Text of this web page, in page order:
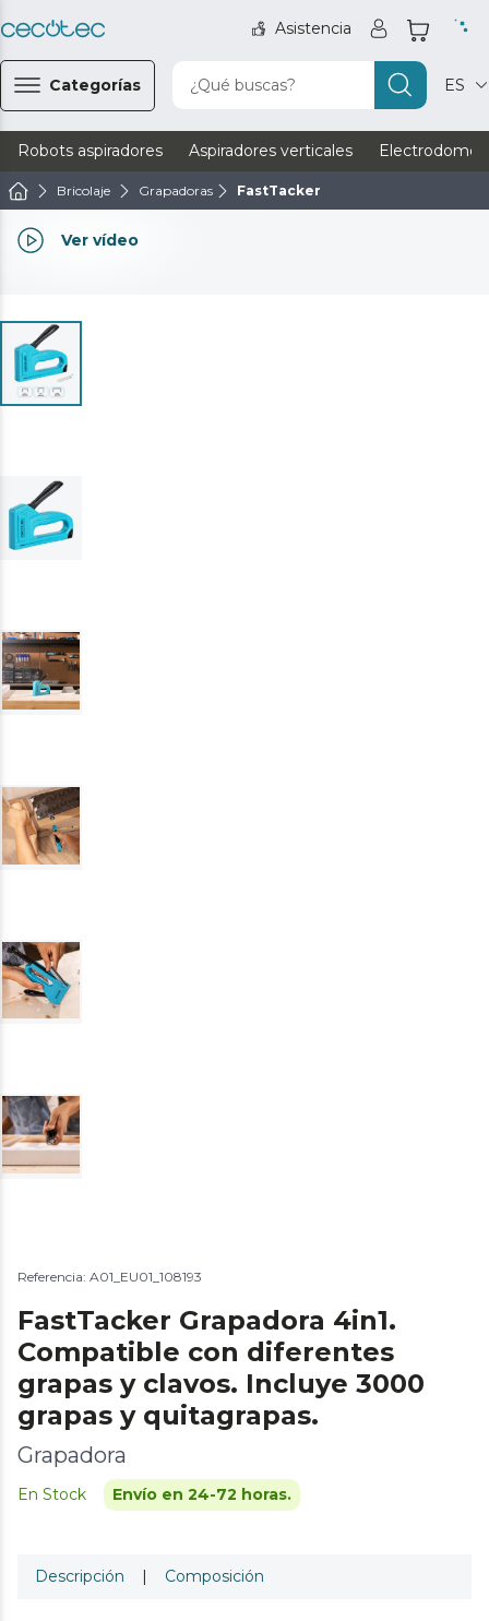
Asistencia
Categorías ¿Qué buscas? ES
Robots aspiradores Aspiradores verticales
Bricolaje Grapadoras FastTacker
Ver vídeo
Referencia: A01_EU01_108193
FastTacker Grapadora 4in1.
Compatible con diferentes
grapas y clavos. Incluye 3000
grapas y quitagrapas.
Grapadora
En Stock Envío en 24-72 horas.
Descripción | Composición